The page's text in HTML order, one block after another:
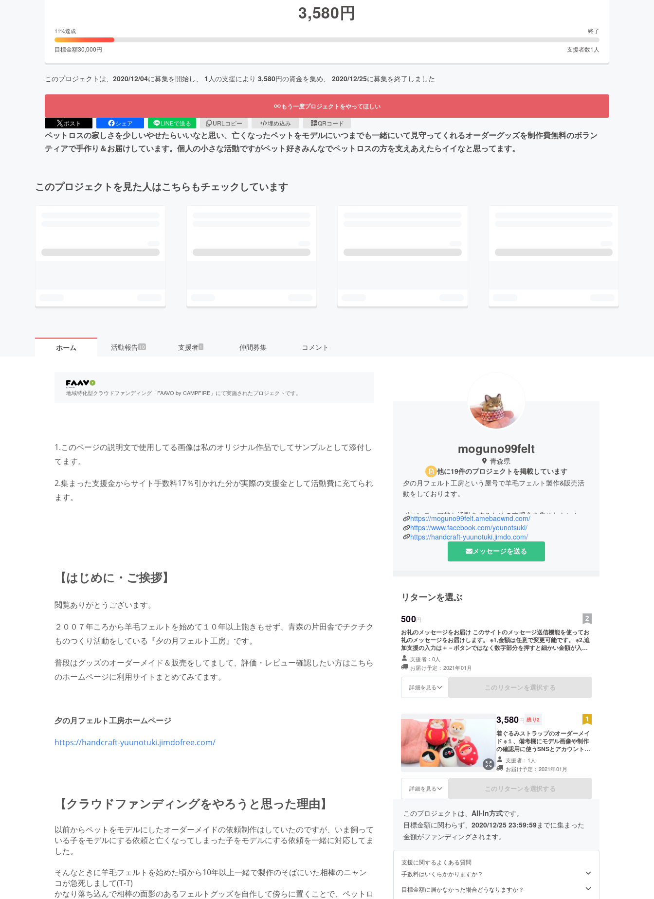
3,580円
11%達成 終了
目標金額30,000円 支援者数1 人
このプロジェクトは、 2020/12/04に募集を開始し、 1 人の支援により 3,580円の資金を集め、 2020/12/25に募集を終了しました
もう一度プロジェクトをやってほしい
ポスト シェア LINEで送る URLコピー 埋め込み QRコード
ペットロスの寂しさを少しいやせたらいいなと思い、亡くなったペットをモデルにいつまでも一緒にいて見守ってくれるオーダーグッズを制作費無料のボラン
ティアで手作り＆お届けしています。個人の小さな活動ですがペット好きみんなでペットロスの方を支えあえたらイイなと思ってます。
このプロジェクトを見た人はこちらもチェックしています
ホーム 活動報告 10 支援者 1 仲間募集 コメント
地域特化型クラウドファンディング「FAAVO by CAMPFIRE」にて実施されたプロジェクトです。
1.このページの説明文で使用してる画像は私のオリジナル作品でしてサンプルとして添付し
てます。
2.集まった支援金からサイト手数料17％引かれた分が実際の支援金として活動費に充てられ
ます。
【はじめに・ご挨拶】
閲覧ありがとうございます。
２００７年ころから羊毛フェルトを始めて１０年以上飽きもせず、青森の片田舎でチクチク
ものつくり活動をしている『夕の月フェルト工房』です。
普段はグッズのオーダーメイド＆販売をしてまして、評価・レビュー確認したい方はこちら
のホームページに利用サイトまとめてみてます。
夕の月フェルト工房ホームページ
https://handcraft-yuunotuki.jimdofree.com/
【クラウドファンディングをやろうと思った理由】
以前からペットをモデルにしたオーダーメイドの依頼制作はしていたのですが、いま飼って
いる子をモデルにする依頼と亡くなってしまった子をモデルにする依頼を一緒に対応してま
した。
そんなときに羊毛フェルトを始めた頃から10年以上一緒で製作のそばにいた相棒のニャン
コが急死しまして(T-T)
かなり落ち込んで相棒の面影のあるフェルトグッズを自作して傍らに置くことで、ペットロ
moguno99felt
青森県
他に19件のプロジェクトを掲載しています
夕の月フェルト工房という屋号で羊毛フェルト製作&販売活
動をしております。
ボランティア的な活動をするための支援金を集めれないかと
思いキャンプファイヤーに参加してみました。
https://moguno99felt.amebaownd.com/
https://www.facebook.com/younotsuki/
https://handcraft-yuunotuki.jimdo.com/
メッセージを送る
リターンを選ぶ
500円
お礼のメッセージをお届け このサイトのメッセージ送信機能を使ってお
礼のメッセージをお届けします。 ※1,金額は任意で変更可能です。 ※2,追
加支援の入力は＋－ボタンではなく数字部分を押すと細かい金額が入力
できます。
支援者：0人
お届け予定：2021年01月
詳細を見る このリターンを選択する
3,580円 残り2
着ぐるみストラップのオーダーメイ
ド ※１、備考欄にモデル画像や制作
の確認用に使うSNSとアカウント名
を記載お願いします。 ※２、コメン
ト部分は公開されるので必ず非公開
の備考欄に書き込みくださいm(_
_)m 記入例 ・facebook、氏名 ・
twitter、＠abcdefg ・Instagram、
支援者：1人
お届け予定：2021年01月
詳細を見る このリターンを選択する
このプロジェクトは、 All-In方式です。
目標金額に関わらず、 2020/12/25 23:59:59までに集まった
金額がファンディングされます。
支援に関するよくある質問
手数料はいくらかかりますか？
目標金額に届かなかった場合どうなりますか？